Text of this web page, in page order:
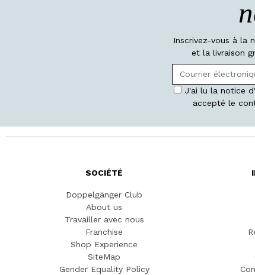
Inscrivez-vous à la
et la livraison
J'ai lu la notice
accepté le
SOCIÉTÉ
Doppelgänger Club
About us
Travailler avec nous
Franchise
Shop Experience
SiteMap
Gender Equality Policy